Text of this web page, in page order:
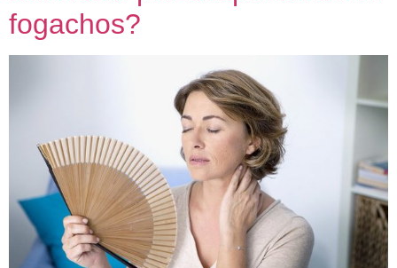
fogachos?